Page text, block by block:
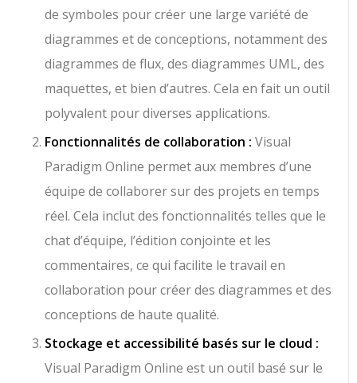
de symboles pour créer une large variété de
diagrammes et de conceptions, notamment des
diagrammes de flux, des diagrammes UML, des
maquettes, et bien d’autres. Cela en fait un outil
polyvalent pour diverses applications.
Fonctionnalités de collaboration : Visual
Paradigm Online permet aux membres d’une
équipe de collaborer sur des projets en temps
réel. Cela inclut des fonctionnalités telles que le
chat d’équipe, l’édition conjointe et les
commentaires, ce qui facilite le travail en
collaboration pour créer des diagrammes et des
conceptions de haute qualité.
Stockage et accessibilité basés sur le cloud :
Visual Paradigm Online est un outil basé sur le